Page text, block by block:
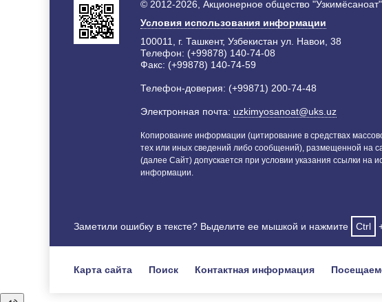
© 2012-2026, Акционерное общество "Узкимёсаноат"
Условия использования информации
100011, г. Ташкент, Узбекистан ул. Навои, 38
Телефон: (+99878) 140-74-08
Факс: (+99878) 140-74-59
Телефон-доверия: (+99871) 200-74-48
Электронная почта: uzkimyosanoat@uks.uz
Копирование информации (цитирование в средствах
тех или иных сведений либо сообщений), размещенной на
(далее Сайт) допускается при условии указания ссылки на
информации.
Заметили ошибку в тексте? Выделите ее мышкой и нажмите Ctrl
Карта сайта Поиск Контактная информация